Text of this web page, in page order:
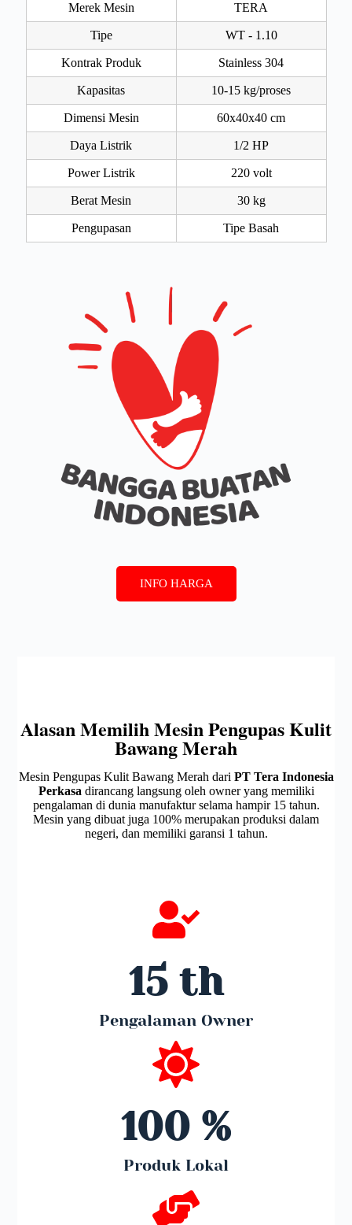
Merek Mesin TERA
Tipe WT - 1.10
Kontrak Produk Stainless 304
Kapasitas 10-15 kg/proses
Dimensi Mesin 60x40x40 cm
Daya Listrik 1/2 HP
Power Listrik 220 volt
Berat Mesin 30 kg
Pengupasan Tipe Basah
INFO HARGA
Alasan Memilih Mesin Pengupas Kulit
Bawang Merah
Mesin Pengupas Kulit Bawang Merah dari PT Tera Indonesia
Perkasa dirancang langsung oleh owner yang memiliki
pengalaman di dunia manufaktur selama hampir 15 tahun.
Mesin yang dibuat juga 100% merupakan produksi dalam
negeri, dan memiliki garansi 1 tahun.
Pengalaman Owner
15 th
Produk Lokal
100 %